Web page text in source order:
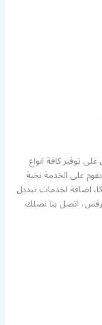
توفير كافة انواع
على الخدمة نخبة
اضافة لخدمات تبديل
اتصل بنا نصلك